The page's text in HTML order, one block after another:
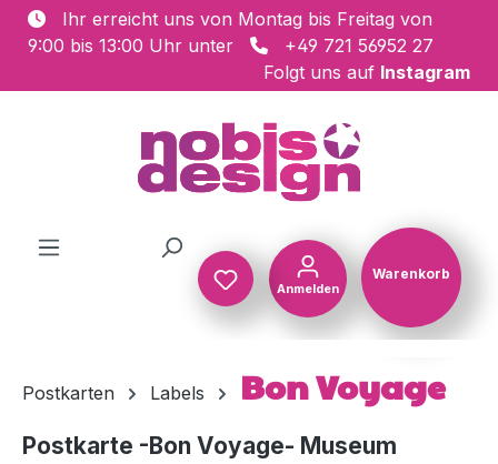
Zum Hauptinhalt springen
Ihr erreicht uns von Montag bis Freitag von
9:00 bis 13:00 Uhr unter
+49 721 56952 27
Folgt uns auf Instagram
Anmelden
Warenkorb
Postkarten Labels Bon Voyage
Postkarte -Bon Voyage- Museum